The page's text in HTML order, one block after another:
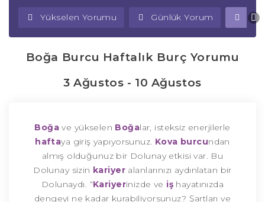
Yükselen Yorumu Günlük Yorum
Boğa Burcu Haftalık Burç Yorumu
3 Ağustos - 10 Ağustos
Boğa ve yükselen Boğalar, isteksiz enerjilerle
haftaya giriş yapıyorsunuz. Kova burcundan
almış olduğunuz bir Dolunay etkisi var. Bu
Dolunay sizin kariyer alanlarınızı aydınlatan bir
Dolunaydı. “Kariyerinizde ve iş hayatınızda
dengeyi ne kadar kurabiliyorsunuz? Şartları ve